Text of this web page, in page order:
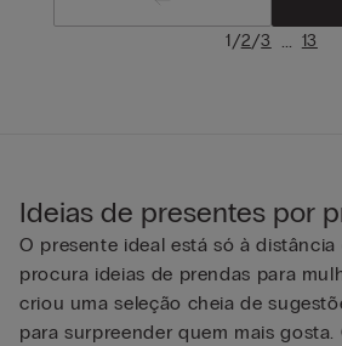
1/2/3 ... 13
Ideias de presentes por
O presente ideal está só à
procura ideias de prendas para
criou uma seleção cheia de
para surpreender quem mais gosta.